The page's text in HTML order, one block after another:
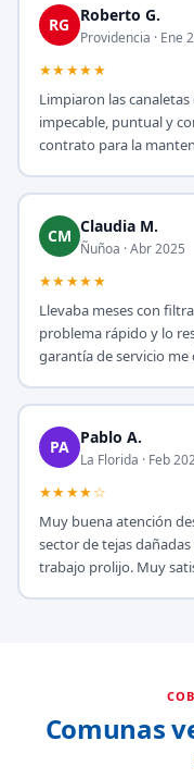
RG Roberto G.
Providencia · Ene
★★★★★
Limpiaron las
impecable, puntual y
contrato para la
CM Claudia M.
Ñuñoa · Abr 2025
★★★★★
Llevaba meses con
problema rápido y lo
garantía de servicio
PA Pablo A.
La Florida · Feb
★★★★☆
Muy buena atención
sector de tejas
trabajo prolijo. Muy
Comunas